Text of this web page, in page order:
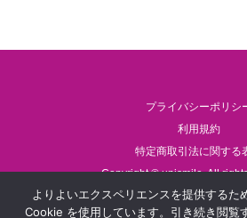
プライバシーポリシ
利用規約
特定商取引法に関する
Copyright © unismile. All
よりよいエクスペリエンスを提供するた
Cookie を使用しています。引き続き閲覧